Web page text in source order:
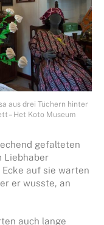
aus drei Tüchern hinter
– Het Koto Museum
gefalteten
Liebhaber
auf sie warten
er wusste, an
auch lange